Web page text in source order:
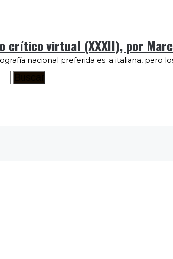
crítico virtual (XXXII), por
nacional preferida es la italiana, pero